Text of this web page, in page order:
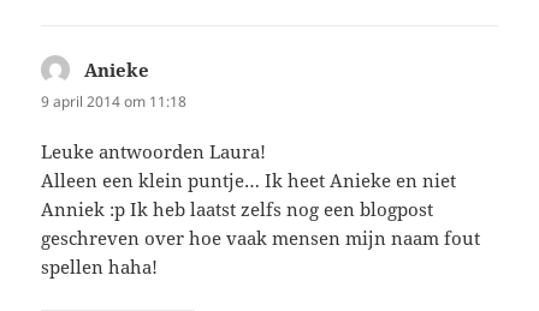
Anieke
9 april 2014 om 11:18
Leuke antwoorden Laura!
Alleen een klein puntje… Ik heet Anieke en niet
Anniek :p Ik heb laatst zelfs nog een blogpost
geschreven over hoe vaak mensen mijn naam fout
spellen haha!